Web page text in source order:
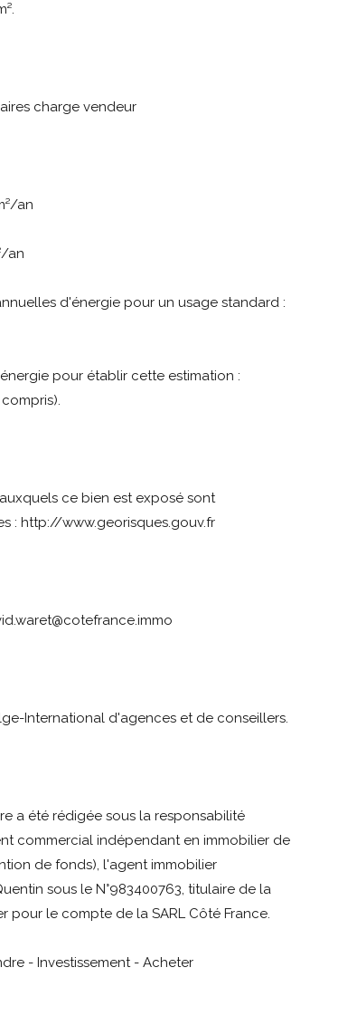
charge vendeur
an
an
d'énergie pour un usage standard :
pour établir cette estimation :
ce bien est exposé sont
: http://www.georisques.gouv.fr
International d'agences et de conseillers.
a été rédigée sous la responsabilité
commercial indépendant en immobilier de
de fonds), l'agent immobilier
sous le N°983400763, titulaire de la
pour le compte de la SARL Côté France.
- Investissement - Acheter